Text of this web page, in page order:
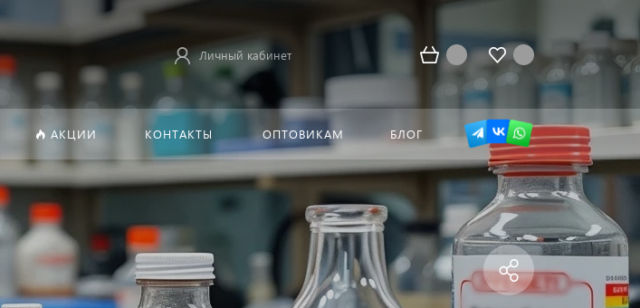
Личный кабинет
АКЦИИ КОНТАКТЫ ОПТОВИКАМ БЛОГ